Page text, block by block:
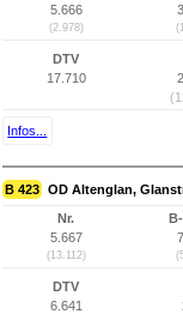
5.666
(2.978)
DTV
17.710
Infos...
B 423 OD Altenglan,
Nr.
5.667
(13.112)
DTV
6.641